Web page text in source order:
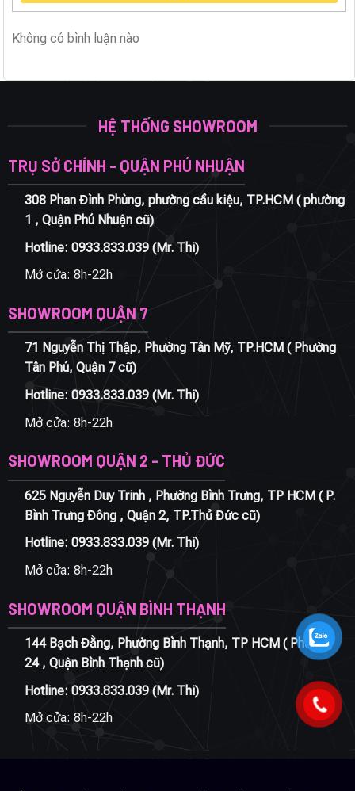
Không có bình luận nào
HỆ THỐNG SHOWROOM
TRỤ SỞ CHÍNH - QUẬN PHÚ NHUẬN
308 Phan Đình Phùng, phường cầu kiệu, TP.HCM ( phường
1 , Quận Phú Nhuận cũ)
Hotline: 0933.833.039(Mr. Thi)
Mở cửa: 8h-22h
SHOWROOM QUẬN 7
71 Nguyễn Thị Thập, Phường Tân Mỹ, TP.HCM ( Phường
Tân Phú, Quận 7 cũ)
Hotline: 0933.833.039(Mr. Thi)
Mở cửa: 8h-22h
SHOWROOM QUẬN 2 - THỦ ĐỨC
625 Nguyễn Duy Trinh , Phường Bình Trưng, TP HCM ( P.
Bình Trưng Đông , Quận 2, TP.Thủ Đức cũ)
Hotline: 0933.833.039(Mr. Thi)
Mở cửa: 8h-22h
SHOWROOM QUẬN BÌNH THẠNH
144 Bạch Đằng, Phường Bình Thạnh, TP HCM ( Phường
24 , Quận Bình Thạnh cũ)
Hotline: 0933.833.039(Mr. Thi)
Mở cửa: 8h-22h